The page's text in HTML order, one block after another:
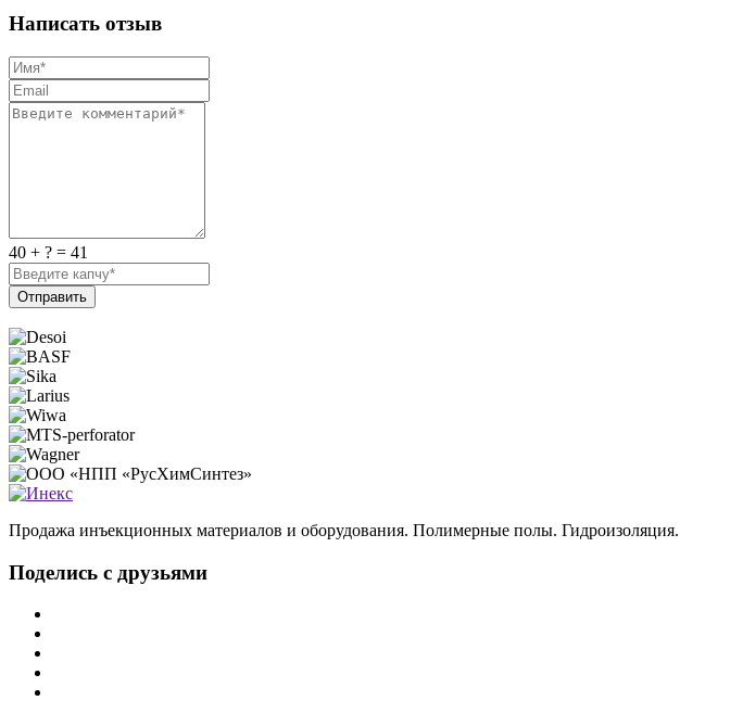
Написать отзыв
40 + ? = 41
Отправить
Продажа инъекционных материалов и оборудования. Полимерные полы. Гидроизоляция.
Поделись с друзьями